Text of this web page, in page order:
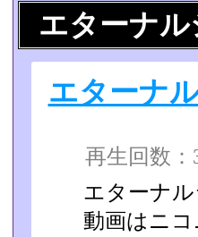
エターナ
エターナ
再生回数
エターナル
動画はニ